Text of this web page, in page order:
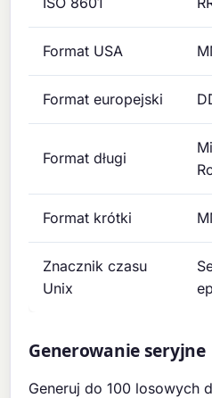
Format USA
Format europejski
Format długi
Format krótki
Znacznik czasu
Unix
Generowanie seryjne
Generuj do 100 losowych